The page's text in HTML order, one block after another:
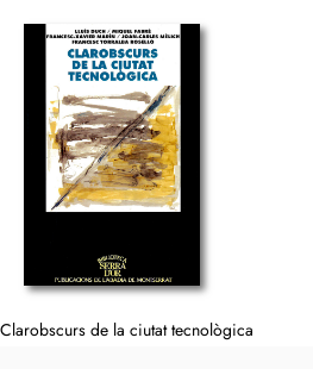
Clarobscurs de la ciutat tecnològica